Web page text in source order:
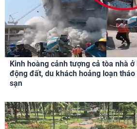
Kinh hoàng cảnh tượng cả tòa nhà
động đất, du khách hoảng loạn
sạn